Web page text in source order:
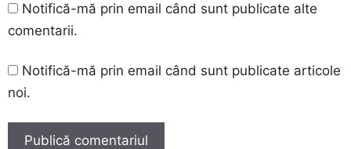
Notifică-mă prin email când sunt publicate alte
comentarii.
Notifică-mă prin email când sunt publicate articole
noi.